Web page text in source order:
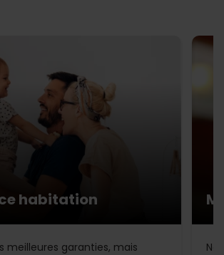
habitation
meilleures garanties, mais